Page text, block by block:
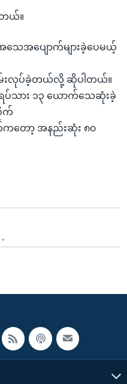
တယ်။
ေအပျောက်များခဲ့ပေမယ့်
းလုပ်ခဲ့တယ်လို့ ဆိုပါတယ်။
ား ၁၃ ယောက်သေဆုံးခဲ့
က်
တော့ အနည်းဆုံး ၈၀